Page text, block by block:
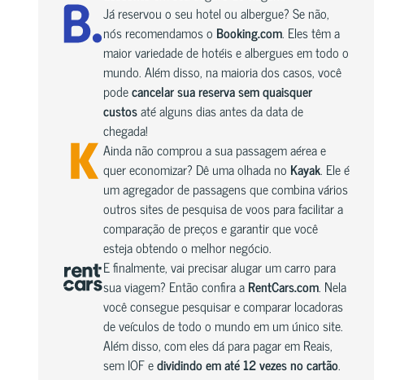
Já reservou o seu hotel ou albergue? Se não,
nós recomendamos o Booking.com. Eles têm a
maior variedade de hotéis e albergues em todo o
mundo. Além disso, na maioria dos casos, você
podecancelar sua reserva sem quaisquer
custosaté alguns dias antes da data de
chegada!
Ainda não comprou a sua passagem aérea e
quer economizar? Dê uma olhada no Kayak. Ele é
um agregador de passagens que combina vários
outros sites de pesquisa de voos para facilitar a
comparação de preços e garantir que você
esteja obtendo o melhor negócio.
E finalmente, vai precisar alugar um carro para
sua viagem? Então confira aRentCars.com. Nela
você consegue pesquisar e comparar locadoras
de veículos de todo o mundo em um único site.
Além disso, com eles dá para pagar em Reais,
sem IOF edividindo em até 12 vezes no cartão.